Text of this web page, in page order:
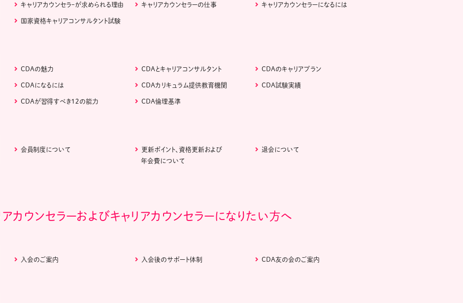
キャリアカウンセラｰが求められる理由 キャリアカウンセラーの仕事 キャリアカウンセラーになるには
国家資格キャリアコンサルタント試験
CDAの魅力 CDAとキャリアコンサルタント CDAのキャリアプラン
CDAになるには CDAカリキュラム提供教育機関 CDA試験実績
CDAが習得すべき１２の能力 CDA倫理基準
会員制度について
更新ポイント、資格更新および
年会費について
退会について
アカウンセラーおよびキャリアカウンセラーになりたい方へ
入会のご案内 入会後のサポート体制 CDA友の会のご案内